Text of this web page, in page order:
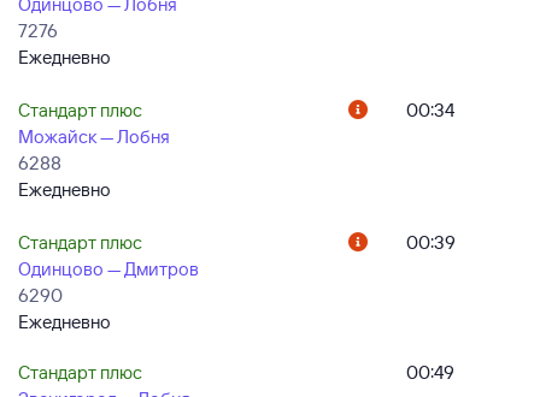
7276
Ежедневно
Стандарт плюс
Можайск — Лобня
6288
Ежедневно
00:34
Стандарт плюс
Одинцово — Дмитров
6290
Ежедневно
00:39
Стандарт плюс
00:49